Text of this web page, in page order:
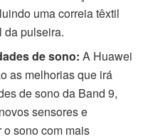
uma correia têxtil
da pulseira.
de sono: A Huawei
as melhorias que irá
de sono da Band 9,
sensores e
sono com mais